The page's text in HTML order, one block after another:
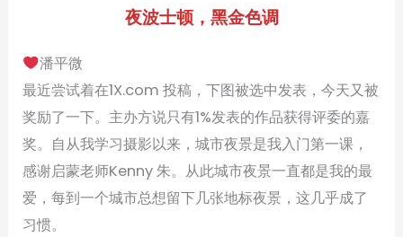
夜波士顿，黑金色调
潘平微
最近尝试着在1X.com 投稿，下图被选中发表，今天又被
奖励了一下。主办方说只有1%发表的作品获得评委的嘉
奖。自从我学习摄影以来，城市夜景是我入门第一课，
感谢启蒙老师Kenny 朱。从此城市夜景一直都是我的最
爱，每到一个城市总想留下几张地标夜景，这几乎成了
习惯。